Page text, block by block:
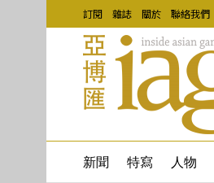
訂閱 雜誌 關於 聯絡我們
新聞 特寫 人物